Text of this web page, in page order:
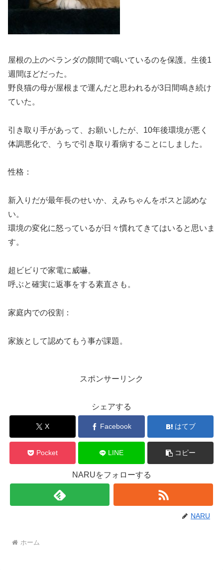
屋根の上のベランダの隙間で鳴いているのを保護。生後1
週間ほどだった。
野良猫の母が屋根まで運んだと思われるが3日間鳴き続け
ていた。
引き取り手があって、お願いしたが、10年後環境が悪く
体調悪化で、うちで引き取り看病することにしました。
性格：
新入りだが最年長のせいか、えみちゃんをボスと認めな
い。
環境の変化に怒っているが日々慣れてきてはいると思いま
す。
超ビビりで家電に威嚇。
呼ぶと確実に返事をする素直さも。
家庭内での役割：
家族として認めてもう事が課題。
スポンサーリンク
シェアする
X Facebook はてブ
Pocket LINE コピー
NARUをフォローする
NARU
ホーム